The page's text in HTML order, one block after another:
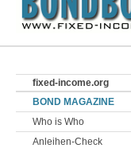
fixed-income.org
BOND MAGAZINE
Who is Who
Anleihen-Check